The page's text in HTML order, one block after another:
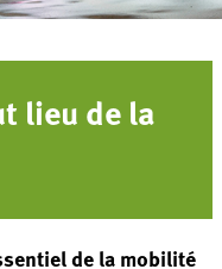
lieu de la
de la mobilité